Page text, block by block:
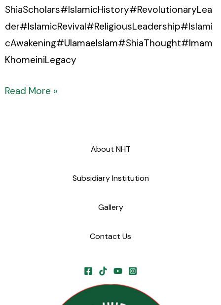
ShiaScholars#IslamicHistory#RevolutionaryLea
der#IslamicRevival#ReligiousLeadership#Islami
cAwakening#UlamaeIslam#ShiaThought#Imam
KhomeiniLegacy
Read More »
About NHT
Subsidiary Institution
Gallery
Contact Us